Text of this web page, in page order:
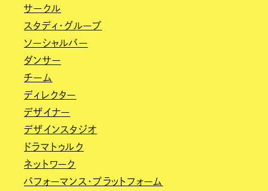
サークル
スタディ・グループ
ソーシャルバー
ダンサー
チーム
ディレクター
デザイナー
デザインスタジオ
ドラマトゥルク
ネットワーク
パフォーマンス・プラットフォーム